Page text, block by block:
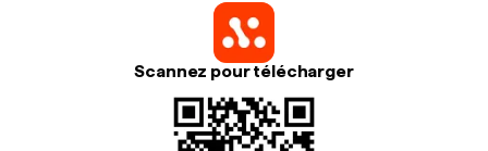
Scannez pour télécharger